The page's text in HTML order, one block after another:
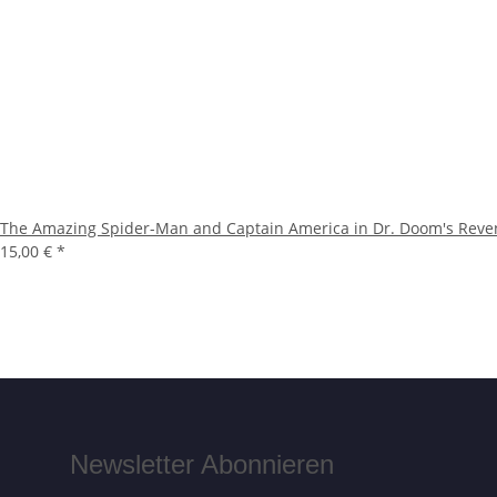
The Amazing Spider-Man and Captain America in Dr. Doom's
15,00 € *
Newsletter Abonnieren